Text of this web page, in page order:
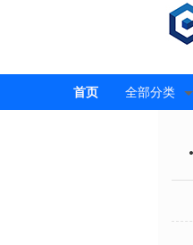
首页 全部分类